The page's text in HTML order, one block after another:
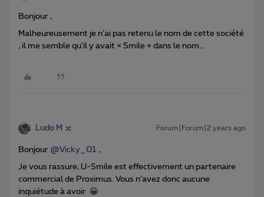
Bonjour ,
Malheureusement je n’ai pas retenu le nom de cette société
, il me semble qu’il y avait « Smile » dans le nom…
Ludo M Forum|Forum|2 years ago
Bonjour @Vicky_01 ,
Je vous rassure, U-Smile est effectivement un partenaire
commercial de Proximus. Vous n’avez donc aucune
inquiétude à avoir 😀